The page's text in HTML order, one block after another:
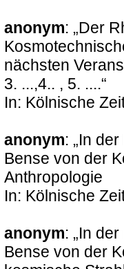
anonym: „Der
nächsten
3. ...,4.. , 5. ....“
In: Kölnische
anonym: „In
Bense von der
Anthropologie
In: Kölnische
anonym: „In
Bense von der